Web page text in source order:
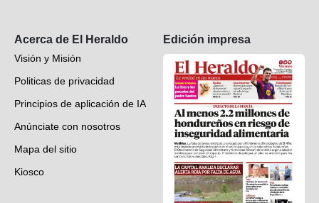
Acerca de El Heraldo
Visión y Misión
Politicas de privacidad
Principios de aplicación de IA
Anúnciate con nosotros
Mapa del sitio
Kiosco
Edición impresa